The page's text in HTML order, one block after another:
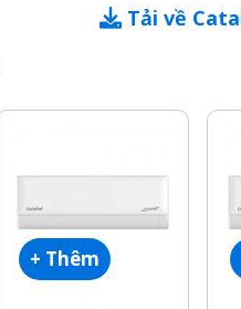
Tải về
+ Thêm